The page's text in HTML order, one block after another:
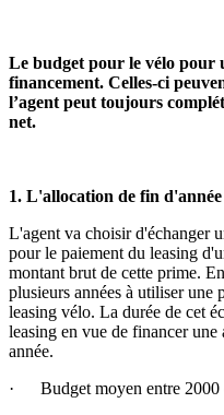
Le budget pour le vélo pour
financement. Celles-ci
l’agent peut toujours
net.
1. L'allocation de fin d'année
L'agent va choisir d'échanger
pour le paiement du leasing
montant brut de cette prime.
plusieurs années à utiliser une
leasing vélo. La durée de cet
leasing en vue de financer
année.
· Budget moyen entre 2000